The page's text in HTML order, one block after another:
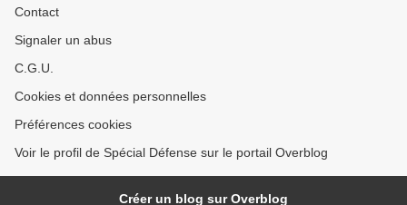
Contact
Signaler un abus
C.G.U.
Cookies et données personnelles
Préférences cookies
Voir le profil de Spécial Défense sur le portail Overblog
Créer un blog sur Overblog